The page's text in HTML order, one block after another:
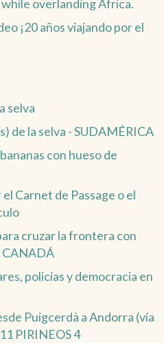
overlanding Africa.
¡20 años viajando por el
selva
de la selva - SUDAMÉRICA
con hueso de
Carnet de Passage o el
cruzar la frontera con
CANADÁ
policías y democracia en
Puigcerdà a Andorra (vía
PIRINEOS 4